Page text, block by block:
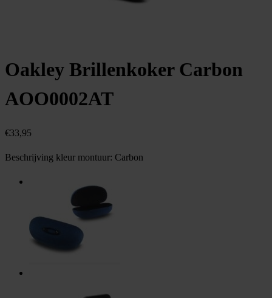
Oakley Brillenkoker Carbon
AOO0002AT
€33,95
Beschrijving kleur montuur: Carbon